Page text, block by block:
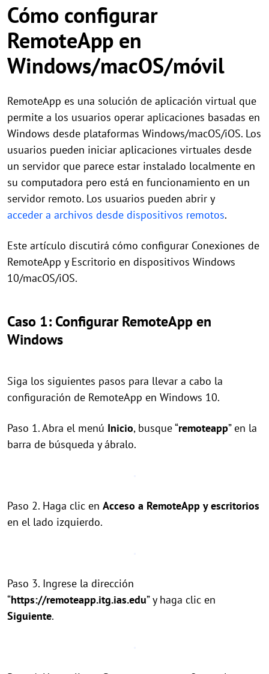
Cómo configurar
RemoteApp en
Windows/macOS/móvil
RemoteApp es una solución de aplicación virtual que
permite a los usuarios operar aplicaciones basadas en
Windows desde plataformas Windows/macOS/iOS. Los
usuarios pueden iniciar aplicaciones virtuales desde
un servidor que parece estar instalado localmente en
su computadora pero está en funcionamiento en un
servidor remoto. Los usuarios pueden abrir y
acceder a archivos desde dispositivos remotos.
Este artículo discutirá cómo configurar Conexiones de
RemoteApp y Escritorio en dispositivos Windows
10/macOS/iOS.
Caso 1: Configurar RemoteApp en
Windows
Siga los siguientes pasos para llevar a cabo la
configuración de RemoteApp en Windows 10.
Paso 1. Abra el menú Inicio, busque “remoteapp” en la
barra de búsqueda y ábralo.
Paso 2. Haga clic en Acceso a RemoteApp y escritorios
en el lado izquierdo.
Paso 3. Ingrese la dirección
“https://remoteapp.itg.ias.edu” y haga clic en
Siguiente.